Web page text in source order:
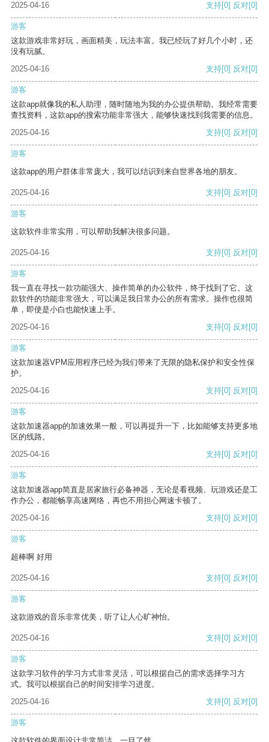
2025-04-16 支持[0] 反对[0]
游客
这款游戏非常好玩，画面精美，玩法丰富。我已经玩了好几个小时，还
没有玩腻。
2025-04-16
支持[0] 反对[0]
游客
这款app就像我的私人助理，随时随地为我的办公提供帮助。我经常需要
查找资料，这款app的搜索功能非常强大，能够快速找到我需要的信息。
2025-04-16
支持[0] 反对[0]
游客
这款app的用户群体非常庞大，我可以结识到来自世界各地的朋友。
2025-04-16 支持[0] 反对[0]
游客
这款软件非常实用，可以帮助我解决很多问题。
2025-04-16 支持[0] 反对[0]
游客
我一直在寻找一款功能强大、操作简单的办公软件，终于找到了它。这
款软件的功能非常强大，可以满足我日常办公的所有需求。操作也很简
单，即使是小白也能快速上手。
2025-04-16
支持[0] 反对[0]
游客
这款加速器VPM应用程序已经为我们带来了无限的隐私保护和安全性保
护。
2025-04-16
支持[0] 反对[0]
游客
这款加速器app的加速效果一般，可以再提升一下，比如能够支持更多地
区的线路。
2025-04-16
支持[0] 反对[0]
游客
这款加速器app简直是居家旅行必备神器，无论是看视频、玩游戏还是工
作办公，都能畅享高速网络，再也不用担心网速卡顿了。
2025-04-16
支持[0] 反对[0]
游客
超棒啊 好用
2025-04-16 支持[0] 反对[0]
游客
这款游戏的音乐非常优美，听了让人心旷神怡。
2025-04-16 支持[0] 反对[0]
游客
这款学习软件的学习方式非常灵活，可以根据自己的需求选择学习方
式。我可以根据自己的时间安排学习进度。
2025-04-16
支持[0] 反对[0]
游客